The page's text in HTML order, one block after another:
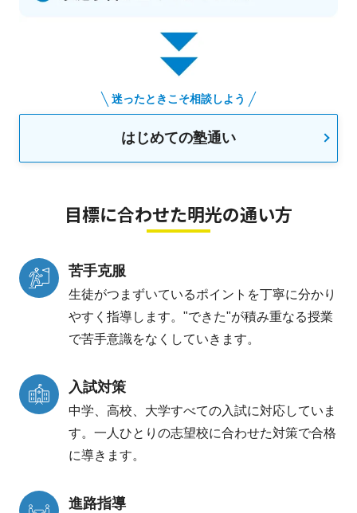
迷ったときこそ相談しよう
はじめての塾通い
目標に合わせた明光の通い方
苦手克服
生徒がつまずいているポイントを丁寧に分かり
やすく指導します。"できた"が積み重なる授業
で苦手意識をなくしていきます。
入試対策
中学、高校、大学すべての入試に対応していま
す。一人ひとりの志望校に合わせた対策で合格
に導きます。
進路指導